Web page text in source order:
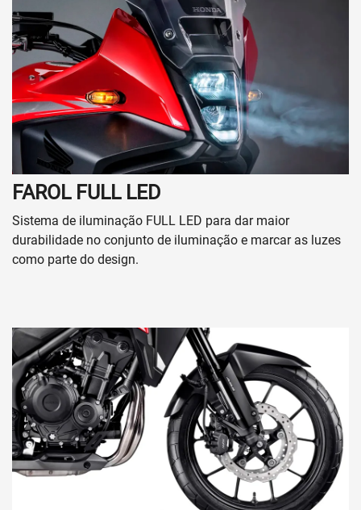
FAROL FULL LED
Sistema de iluminação FULL LED para dar maior
durabilidade no conjunto de iluminação e marcar as luzes
como parte do design.